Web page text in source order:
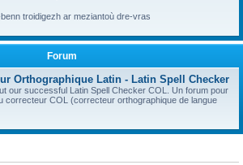
troidigezh ar meziantoù dre-vras
Forum
Orthographique Latin - Latin Spell Checker
our successful Latin Spell Checker COL. Un forum pour
correcteur COL (correcteur orthographique de langue